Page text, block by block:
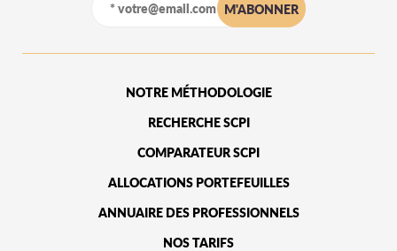
NOTRE MÉTHODOLOGIE
RECHERCHE SCPI
COMPARATEUR SCPI
ALLOCATIONS PORTEFEUILLES
ANNUAIRE DES PROFESSIONNELS
NOS TARIFS